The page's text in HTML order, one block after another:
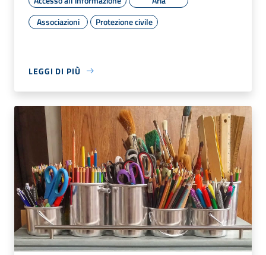
Associazioni
Protezione civile
LEGGI DI PIÙ